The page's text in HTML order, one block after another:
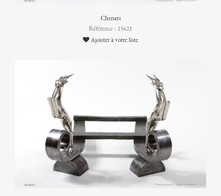
Chenêts
Référence : 15621
Ajouter à votre liste